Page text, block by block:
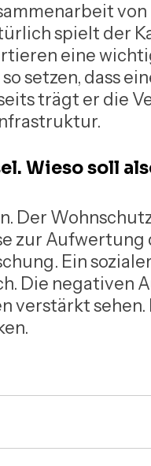
spielt der
eine
setzen, dass
trägt er die
Wieso soll
Der
zur
Ein
Die negativen
verstärkt sehen.